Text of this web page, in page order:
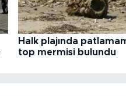
Halk plajında
top mermisi bulundu